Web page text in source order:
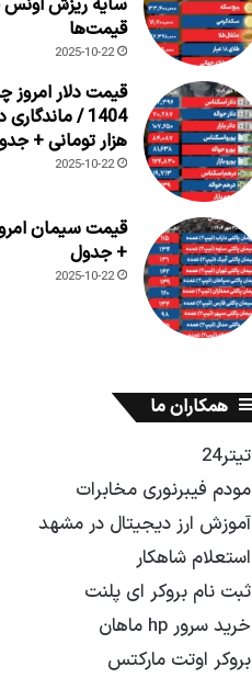
قیمت‌ها
2025-10-22
هزار تومانی +
2025-10-22
+ جدول
2025-10-22
همکاران ما
تیتر24
مودم فیبرنوری مخابرات
آموزش ارز دیجیتال در مشهد
استعلام شاهکار
ثبت نام بروکر ای پلنت
خرید سرور hp ماهان
بروکر اوتت مارکتس